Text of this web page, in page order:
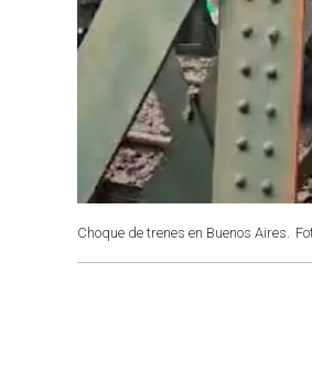
Choque de trenes en Buenos Aires.